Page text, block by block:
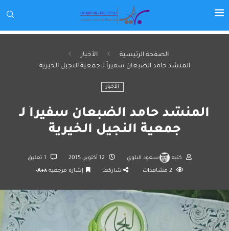
الصفحة الرئيسية
الأخبار
المنشد حامد الضبعان سفيراً لـ جمعية النجيل الخيرية
الأخبار
المنشد حامد الضبعان سفيراً لـ
جمعية النجيل الخيرية
كتبه سعود البلوي 12 أكتوبر، 2015
2 مشاهدات شاركها إشارة مرجعية A+A-